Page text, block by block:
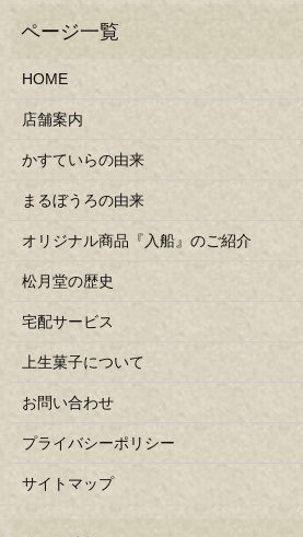
HOME
店舗案内
かすていらの由来
まるぼうろの由来
オリジナル商品『入船』のご紹介
松月堂の歴史
宅配サービス
上生菓子について
お問い合わせ
プライバシーポリシー
サイトマップ